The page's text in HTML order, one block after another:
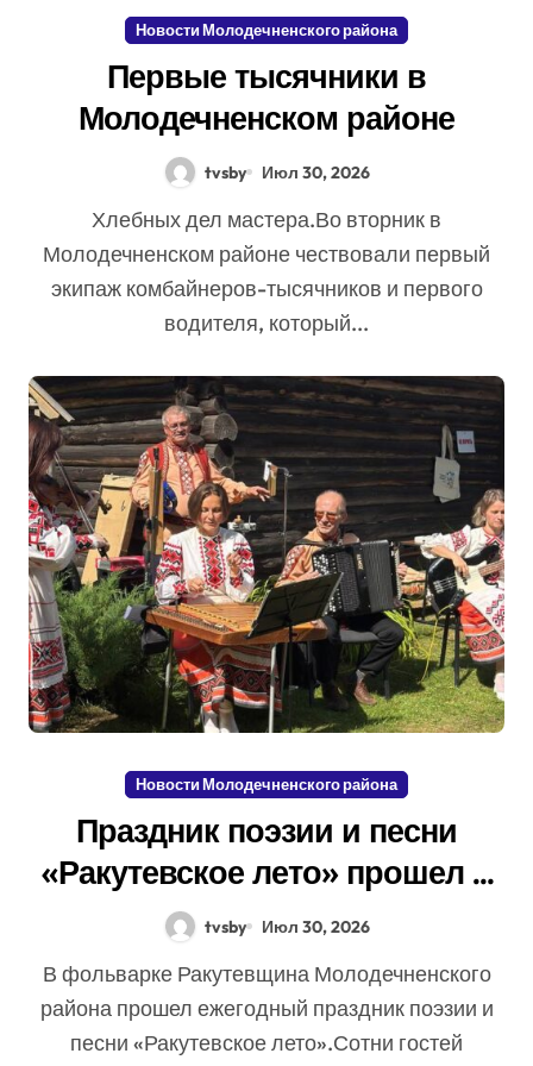
Новости Молодечненского района
Первые тысячники в
Молодечненском районе
tvsby Июл 30, 2026
Хлебных дел мастера.Во вторник в
Молодечненском районе чествовали первый
экипаж комбайнеров-тысячников и первого
водителя, который...
Новости Молодечненского района
Праздник поэзии и песни
«Ракутевское лето» прошел в
фольварке Ракутевщина
tvsby Июл 30, 2026
В фольварке Ракутевщина Молодечненского
района прошел ежегодный праздник поэзии и
песни «Ракутевское лето».Сотни гостей